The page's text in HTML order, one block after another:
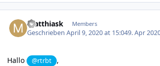
matthiask Members
GeschriebenApril 9, 2020 at 15:049. Apr
Hallo @rtrbt
,